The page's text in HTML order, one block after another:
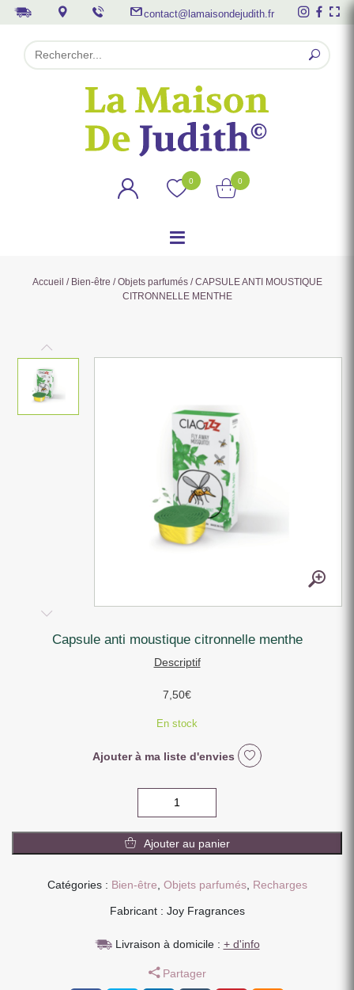
contact@lamaisondejudith.fr
0 0
Accueil / Bien-être /Objets parfumés/ CAPSULE ANTI MOUSTIQUE
CITRONNELLE MENTHE
capsule anti moustique citronnelle menthe
Descriptif
7,50€
En stock
Ajouter à ma liste d'envies
ANTI
CITRONNELLE
MENTHE
Ajouter au panier
Catégories : Bien-être, Objets parfumés, Recharges
Fabricant : Joy Fragrances
Livraison à domicile : + d'info
Partager